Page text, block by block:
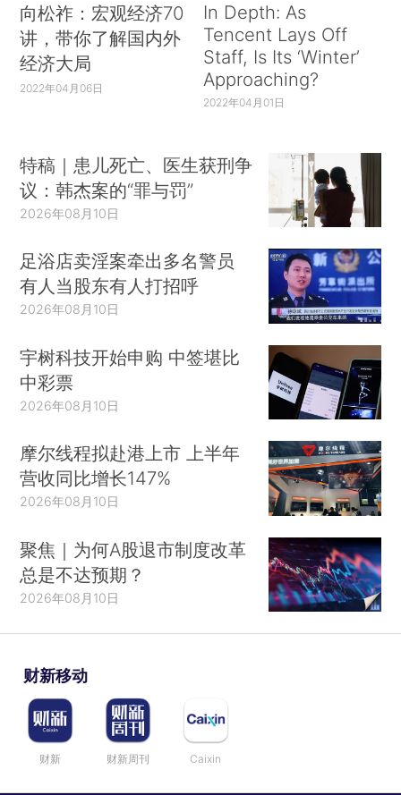
向松祚：宏观经济70
讲，带你了解国内外
经济大局
2022年04月06日
In Depth: As
Tencent Lays Off
Staff, Is Its ‘Winter’
Approaching?
2022年04月01日
特稿｜患儿死亡、医生获刑争
议：韩杰案的“罪与罚”
2026年08月10日
足浴店卖淫案牵出多名警员
有人当股东有人打招呼
2026年08月10日
宇树科技开始申购 中签堪比
中彩票
2026年08月10日
摩尔线程拟赴港上市 上半年
营收同比增长147%
2026年08月10日
聚焦｜为何A股退市制度改革
总是不达预期？
2026年08月10日
财新移动
财新 财新周刊 Caixin